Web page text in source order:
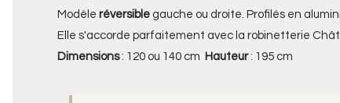
Modèle réversible gauche ou droite. Profilés en
Elle s'accorde parfaitement avec la robinetterie
Dimensions: 120 ou 140 cm Hauteur: 195 cm